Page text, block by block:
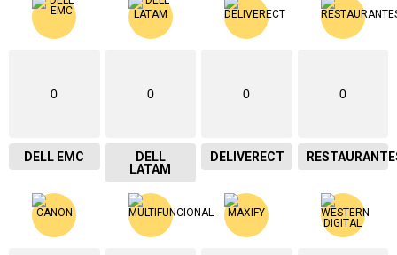
0
DELL EMC
0
DELL
LATAM
0
DELIVERECT
0